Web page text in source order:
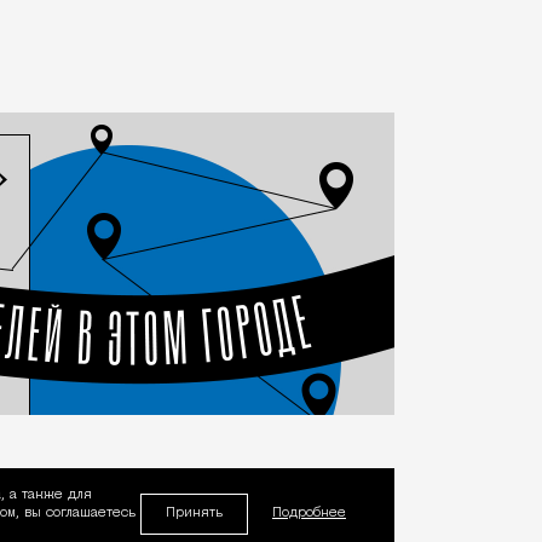
а также для
вы соглашаетесь
Принять Подробнее